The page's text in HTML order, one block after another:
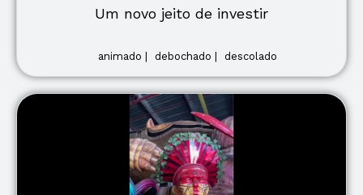
Um novo jeito de investir
animado | debochado | descolado